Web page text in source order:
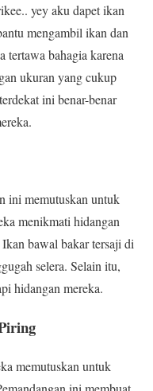
yey aku dapet ikan
mengambil ikan dan
tertawa bahagia karena
ukuran yang cukup
ini benar-benar
ini memutuskan untuk
menikmati hidangan
bawal bakar tersaji di
selera. Selain itu,
hidangan mereka.
memutuskan untuk